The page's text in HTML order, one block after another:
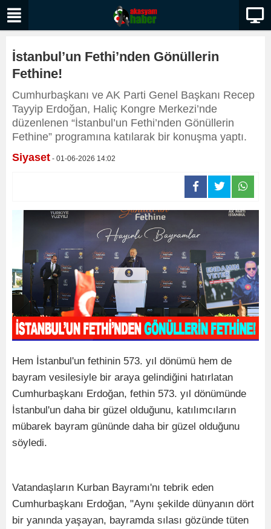
İstanbul’un Fethi’nden Gönüllerin
Fethine!
Cumhurbaşkanı ve AK Parti Genel Başkanı Recep
Tayyip Erdoğan, Haliç Kongre Merkezi’nde
düzenlenen “İstanbul’un Fethi’nden Gönüllerin
Fethine” programına katılarak bir konuşma yaptı.
Siyaset - 01-06-2026 14:02
Hem İstanbul'un fethinin 573. yıl dönümü hem de
bayram vesilesiyle bir araya gelindiğini hatırlatan
Cumhurbaşkanı Erdoğan, fethin 573. yıl dönümünde
İstanbul'un daha bir güzel olduğunu, katılımcıların
mübarek bayram gününde daha bir güzel olduğunu
söyledi.
Vatandaşların Kurban Bayramı'nı tebrik eden
Cumhurbaşkanı Erdoğan, "Aynı şekilde dünyanın dört
bir yanında yaşayan, bayramda sılası gözünde tüten